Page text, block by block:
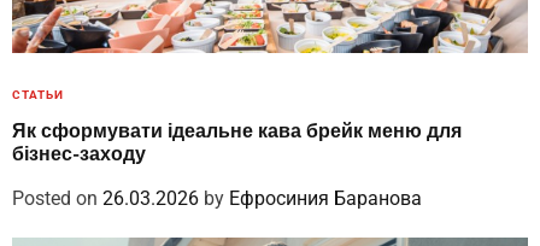
СТАТЬИ
Як сформувати ідеальне кава брейк меню для
бізнес-заходу
Posted on 26.03.2026 by Ефросиния Баранова